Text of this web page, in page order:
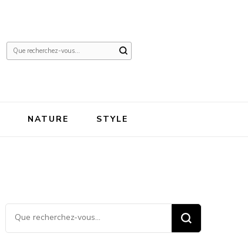
Vous
NATURE STYLE
Vous recherchiez quelque
chose ?